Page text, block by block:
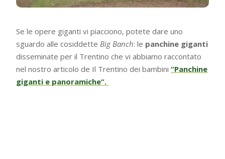
Se le opere giganti vi piacciono, potete dare uno
sguardo alle cosiddetteBig Banch: le panchine giganti
disseminate per il Trentino che vi abbiamo raccontato
nel nostro articolo de Il Trentino dei bambini“Panchine
giganti e panoramiche”.